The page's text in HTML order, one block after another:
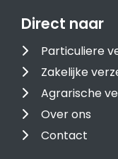
Direct naar
Particuliere
Zakelijke
Agrarische
Over ons
Contact